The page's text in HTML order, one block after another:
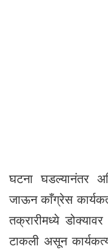
घटना घडल्यानंतर
जाऊन काँग्रेस
तक्रारीमध्ये
टाकली असून